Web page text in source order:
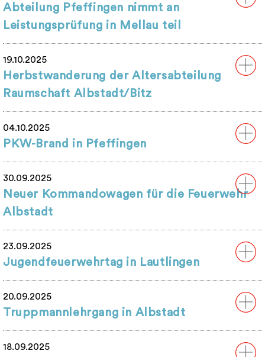
Abteilung Pfeffingen nimmt an
Leistungsprüfung in Mellau teil
19.10.2025
Herbstwanderung der Altersabteilung
Raumschaft Albstadt/Bitz
04.10.2025
PKW-Brand in Pfeffingen
30.09.2025
Neuer Kommandowagen für die Feuerwehr
Albstadt
23.09.2025
Jugendfeuerwehrtag in Lautlingen
20.09.2025
Truppmannlehrgang in Albstadt
18.09.2025